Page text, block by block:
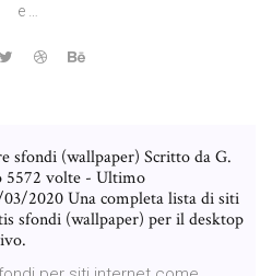
e …
sfondi (wallpaper) Scritto da G.
5572 volte - Ultimo
2020 Una completa lista di siti
sfondi (wallpaper) per il desktop